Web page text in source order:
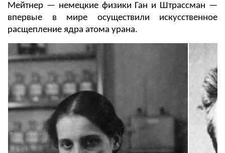
Мейтнер — немецкие физики Ган и Штрассман —
впервые в мире осуществили искусственное
расщепление ядра атома урана.